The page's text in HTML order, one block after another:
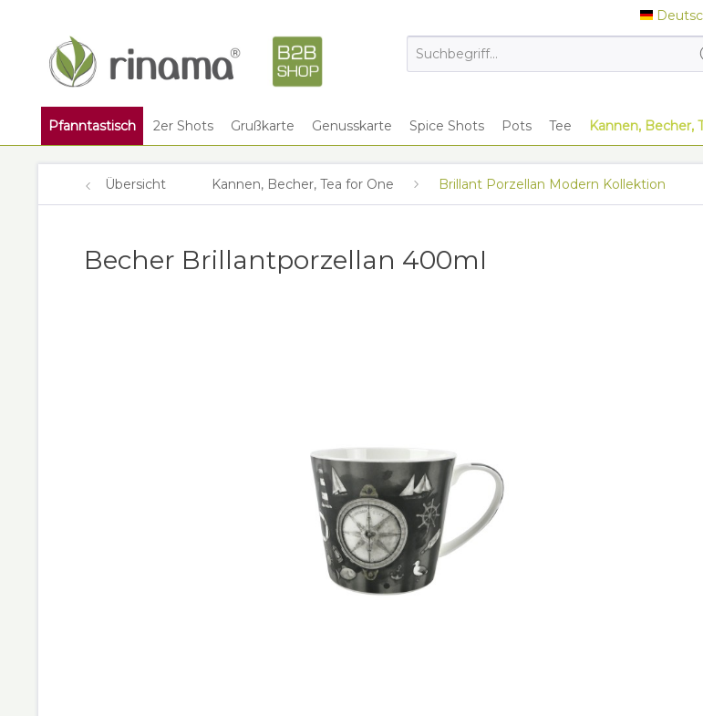
Pfanntastisch 2er Shots Grußkarte Genusskarte Spice Shots Pots Tee Kannen, Becher,
Übersicht Kannen, Becher, Tea for One Brillant Porzellan Modern Kollektion
Becher Brillantporzellan 400mI